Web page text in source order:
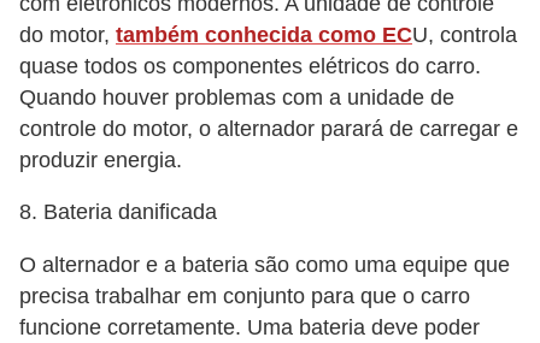
do motor, também conhecida como ECU, controla
quase todos os componentes elétricos do carro.
Quando houver problemas com a unidade de
controle do motor, o alternador parará de carregar e
produzir energia.
8. Bateria danificada
O alternador e a bateria são como uma equipe que
precisa trabalhar em conjunto para que o carro
funcione corretamente. Uma bateria deve poder